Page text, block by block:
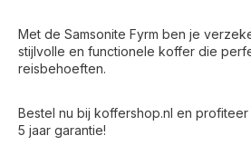
Met de Samsonite Fyrm ben je
stijlvolle en functionele koffer die
reisbehoeften.
Bestel nu bij koffershop.nl en
5 jaar garantie!